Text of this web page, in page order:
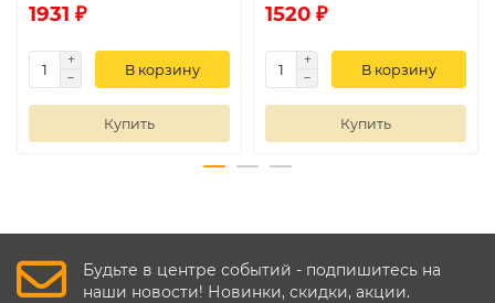
1931 ₽
В корзину
Купить
1520 ₽
В корзину
Купить
Будьте в центре событий - подпишитесь на
наши новости! Новинки, скидки, акции.